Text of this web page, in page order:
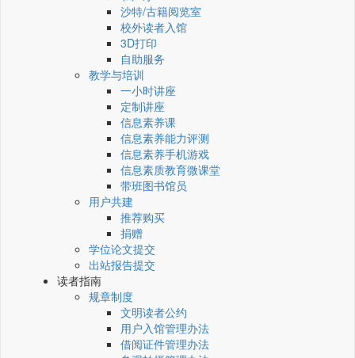
沙特/古籍阅览室
校外读者入馆
3D打印
自助服务
教学与培训
一小时讲座
定制讲座
信息素养课
信息素养能力评测
信息素养手机游戏
信息素质教育微课堂
带班图书馆员
用户共建
推荐购买
捐赠
学位论文提交
出站报告提交
读者指南
规章制度
文明读者公约
用户入馆管理办法
借阅证件管理办法